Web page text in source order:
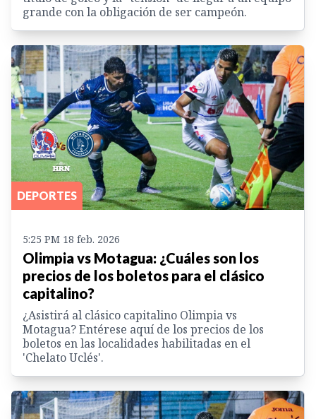
grande con la obligación de ser campeón.
DEPORTES
5:25 PM 18 feb. 2026
Olimpia vs Motagua: ¿Cuáles son los
precios de los boletos para el clásico
capitalino?
¿Asistirá al clásico capitalino Olimpia vs
Motagua? Entérese aquí de los precios de los
boletos en las localidades habilitadas en el
'Chelato Uclés'.